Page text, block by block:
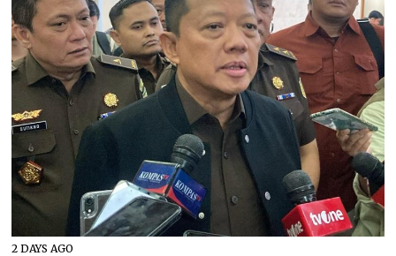
2 DAYS AGO